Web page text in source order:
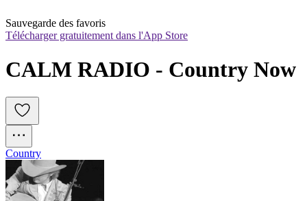
Sauvegarde des favoris
Télécharger gratuitement dans l'App Store
CALM RADIO - Country Now
Country